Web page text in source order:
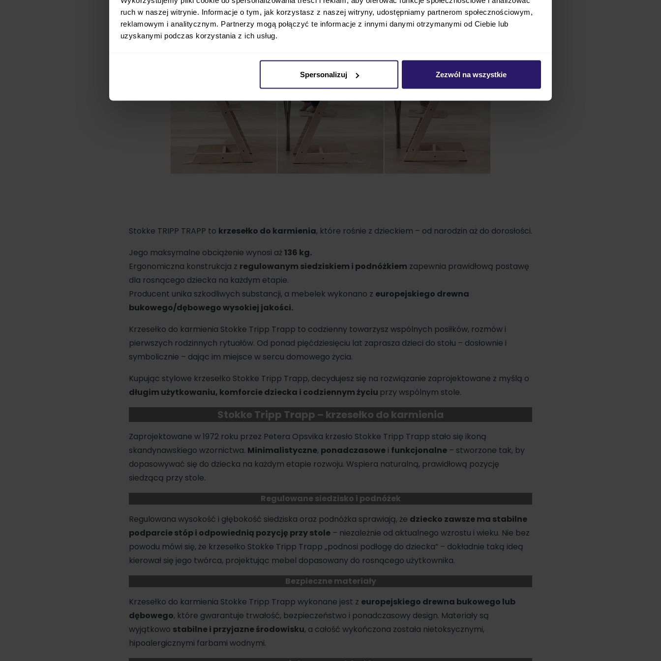
ruch w naszej witrynie. Informacje o tym, jak korzystasz z naszej witryny, udostępniamy partnerom społecznościowym,
reklamowym i analitycznym. Partnerzy mogą połączyć te informacje z innymi danymi otrzymanymi od Ciebie lub
uzyskanymi podczas korzystania z ich usług.
Spersonalizuj Zezwól na wszystkie
Stokke TRIPP TRAPP to krzesełko do karmienia, które rośnie z dzieckiem – od narodzin aż do dorosłości.
Jego maksymalne obciążenie wynosi aż136 kg.
Ergonomiczna konstrukcja z regulowanym siedziskiem i podnóżkiem zapewnia prawidłową postawę
dla rosnącego dziecka na każdym etapie.
Producent unika szkodliwych substancji, a mebelek wykonano z europejskiego drewna
bukowego/dębowego wysokiej jakości.
Krzesełko do karmienia Stokke Tripp Trapp to codzienny towarzysz wspólnych posiłków, rozmów i
pierwszych rodzinnych rytuałów. Od ponad pięćdziesięciu lat zaprasza dzieci do stołu – dosłownie i
symbolicznie – dając im miejsce w sercu domowego życia.
Kupując stylowe krzesełko Stokke Tripp Trapp, decydujesz się na rozwiązanie zaprojektowane z myślą o
długim użytkowaniu, komforcie dziecka i codziennym życiu przy wspólnym stole.
Stokke Tripp Trapp – krzesełko do karmienia
Zaprojektowane w 1972 roku przez Petera Opsvika krzesło Stokke Tripp Trapp stało się ikoną
skandynawskiego wzornictwa. Minimalistyczne, ponadczasowe i funkcjonalne – stworzone tak, by
dopasowywać się do dziecka na każdym etapie rozwoju. Wspiera naturalną, prawidłową pozycję
siedzącą przy stole.
Regulowane siedzisko i podnóżek
Regulowana wysokość i głębokość siedziska oraz podnóżka sprawiają, że dziecko zawsze ma stabilne
podparcie stóp i odpowiednią pozycję przy stole – niezależnie od aktualnego wzrostu i wieku. Nie bez
powodu mówi się, że krzesełko Stokke Tripp Trapp „podnosi podłogę do dziecka” – dokładnie taką ideą
kierował się jego twórca, projektując mebel dopasowany do rosnącego użytkownika.
Bezpieczne materiały
Krzesełko do karmienia Stokke Tripp Trapp wykonane jest z europejskiego drewna bukowego lub
dębowego, które gwarantuje trwałość, bezpieczeństwo i ponadczasowy design. Materiały są
wyjątkowo stabilne i przyjazne środowisku, a całość wykończona została nietoksycznymi,
hipoalergicznymi farbami wodnymi.